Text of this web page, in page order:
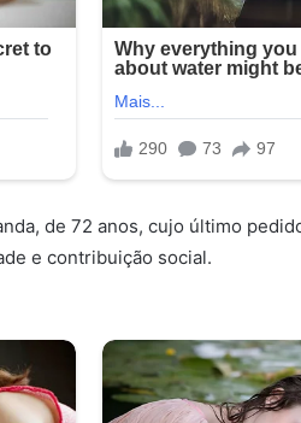
de 72 anos, cujo último
e contribuição social.